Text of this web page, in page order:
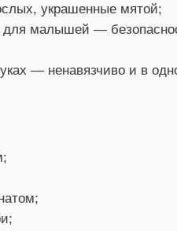
украшенные мятой;
для малышей —
— ненавязчиво и в